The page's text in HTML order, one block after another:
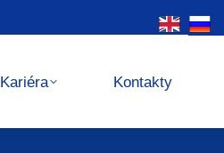
Kariéra Kontakty